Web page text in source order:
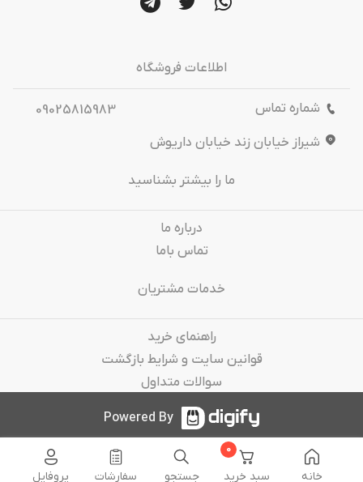
سفارشات جستجو پروفایل خانه
0
سبد خرید
اطلاعات فروشگاه
شماره تماس
09025815983
شیراز خیابان زند خیابان داریوش
ما را بیشتر بشناسید
درباره‌ ما
تماس باما
خدمات مشتریان
راهنمای خرید
قوانین سایت و شرایط بازگشت
سوالات متداول
Powered By